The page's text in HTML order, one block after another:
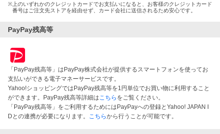
※ 上のいずれかのクレジットカードでお支払いになると、お客様のクレジットカード
番号はご注文先ストアを経由せず、カード会社に送信されるため安心です。
PayPay残高等
「PayPay残高等」はPayPay株式会社が提供するスマートフォンを使ってお
支払いができる電子マネーサービスです。
Yahoo!ショッピングではPayPay残高等を1円単位でお買い物に利用すること
ができます。PayPay残高等詳細はこちら をご覧ください。
「PayPay残高等」をご利用するためにはPayPayへの登録とYahoo! JAPAN I
Dとの連携が必要になります。 こちらから行うことが可能です。